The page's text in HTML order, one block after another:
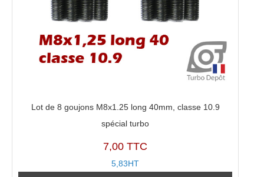
Lot de 8 goujons M8x1.25 long 40mm, classe 10.9
spécial turbo
7,00 TTC
5,83HT